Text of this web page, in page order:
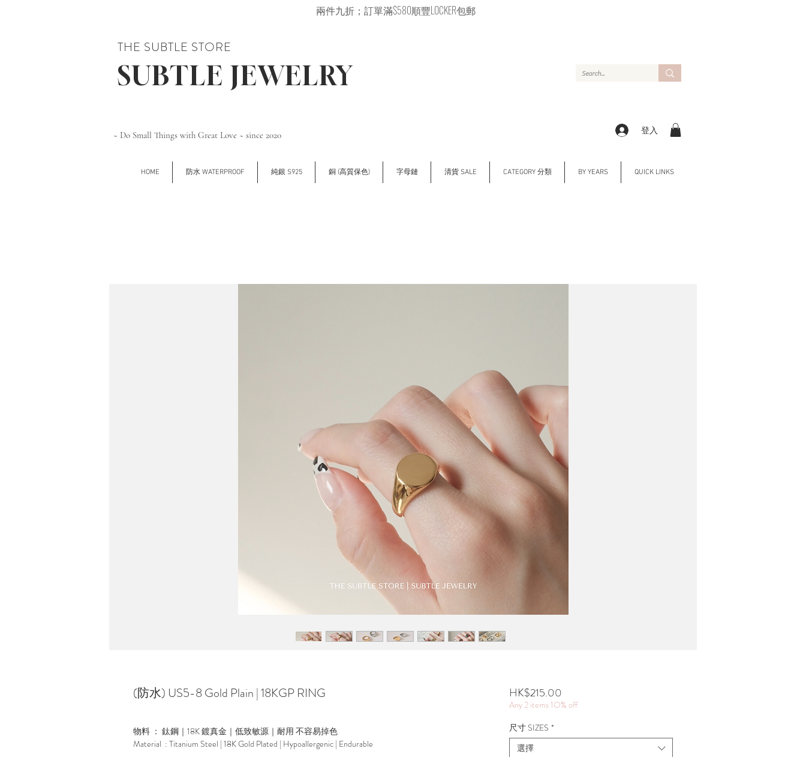
兩件九折；訂單滿$580順豐LOCKER包郵
THE SUBTLE STORE
SUBTLE JEWELRY
~ Do Small Things with Great Love ~ since 2020 登入
HOME 防水 WATERPROOF 純銀 S925 銅 (高質保色) 字母鏈 清貨 SALE CATEGORY 分類 BY YEARS QUICK LINKS
(防水) US5-8 Gold Plain | 18KGP RING
物料 ： 鈦鋼｜18K 鍍真金｜低致敏源｜耐用 不容易掉色
Material : Titanium Steel | 18K Gold Plated | Hypoallergenic | Endurable
HK$215.00價
格
Any 2 items 1O% off
尺寸 SIZES *
選擇